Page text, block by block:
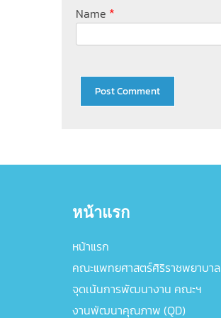
Name *
หน้าแรก
หน้าแรก
คณะแพทยศาสตร์ศิริราชพยาบาล
จุดเน้นการพัฒนางาน คณะฯ
งานพัฒนาคุณภาพ (QD)